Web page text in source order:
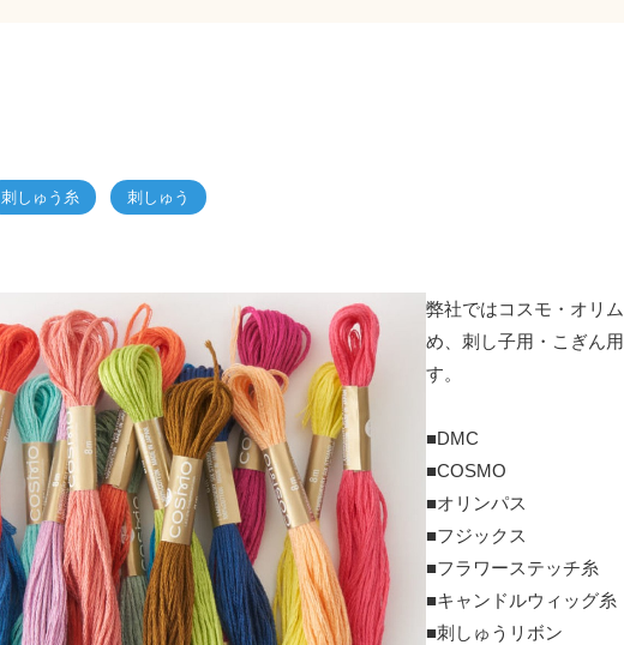
刺しゅう糸 刺しゅう
弊社ではコスモ・オリ
め、刺し子用・こぎん
す。
■DMC
■COSMO
■オリンパス
■フジックス
■フラワーステッチ糸
■キャンドルウィッグ糸
■刺しゅうリボン